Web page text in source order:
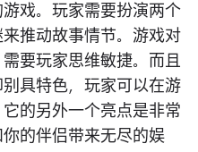
戏。玩家需要扮演两个
推动故事情节。游戏对
要玩家思维敏捷。而且
具特色，玩家可以在游
的另外一个亮点是非常
的伴侣带来无尽的娱